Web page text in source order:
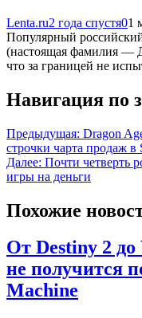
Lenta.ru2 года спустя01
Популярный
(настоящая фамилия —
что за границей не
Навигация по
Предыдущая: Dragon
строчки чарта продаж в
Далее: Почти четверть
игры на деньги
Похожие
От Destiny 2
не получится
Machine